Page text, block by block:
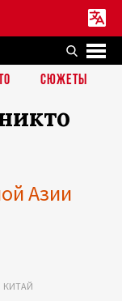
СЮЖЕТЫ
Азии
КИТАЙ